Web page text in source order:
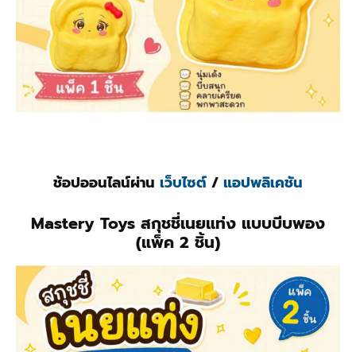
ช้อปออนไลน์ผ่าน เว็บไซต์ / แอปพลิเคชัน
Mastery Toys สกุชชี่เนยแท่ง แบบบีบพอง
(แพ็ค 2 ชิ้น)